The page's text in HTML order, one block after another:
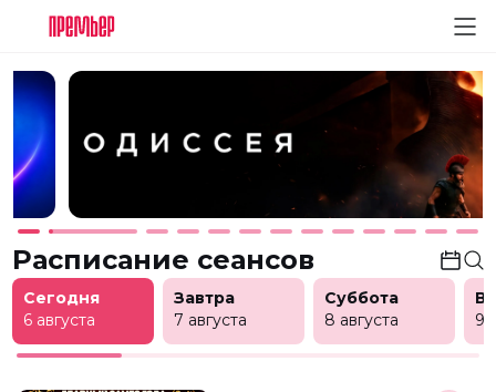
Расписание сеансов
Сегодня
6 августа
Завтра
7 августа
Суббота
8 августа
9